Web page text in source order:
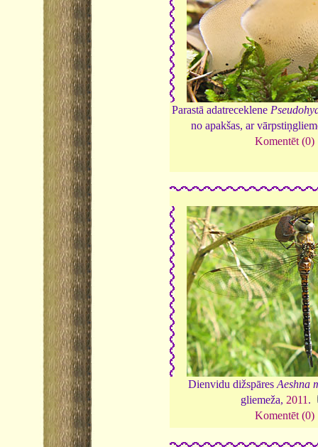
Parastā adatreceklene
no apakšas, ar
Komentēt (0)
Dienvidu dižspāres Aeshna
gliemeža, 2011 .
Komentēt (0)